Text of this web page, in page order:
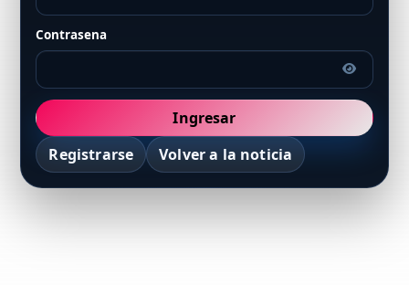
Contrasena
Ingresar
Registrarse
Volver a la noticia